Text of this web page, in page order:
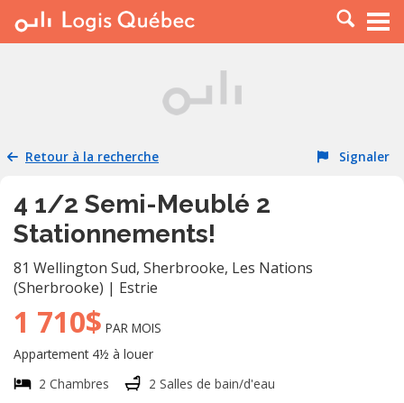
À LOUER
PLACER UNE ANNONCE
RESSOURCES
Retour à la recherche Signaler
4 1/2 Semi-Meublé 2
Stationnements!
81 Wellington Sud, Sherbrooke, Les Nations
(Sherbrooke) | Estrie
1 710$ PAR MOIS
Appartement 4½ à louer
2 Chambres
2 Salles de bain/d'eau